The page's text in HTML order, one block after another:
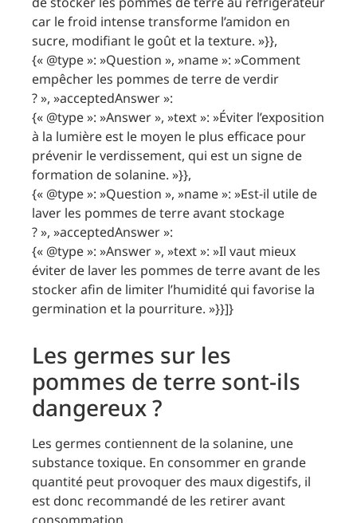
car le froid intense transforme l’amidon en
sucre, modifiant le goût et la texture. »}},
{« @type »: »Question », »name »: »Comment
empêcher les pommes de terre de verdir
? », »acceptedAnswer »:
{« @type »: »Answer », »text »: »Éviter l’exposition
à la lumière est le moyen le plus efficace pour
prévenir le verdissement, qui est un signe de
formation de solanine. »}},
{« @type »: »Question », »name »: »Est-il utile de
laver les pommes de terre avant stockage
? », »acceptedAnswer »:
{« @type »: »Answer », »text »: »Il vaut mieux
éviter de laver les pommes de terre avant de les
stocker afin de limiter l’humidité qui favorise la
germination et la pourriture. »}}]}
Les germes sur les
pommes de terre sont-ils
dangereux ?
Les germes contiennent de la solanine, une
substance toxique. En consommer en grande
quantité peut provoquer des maux digestifs, il
est donc recommandé de les retirer avant